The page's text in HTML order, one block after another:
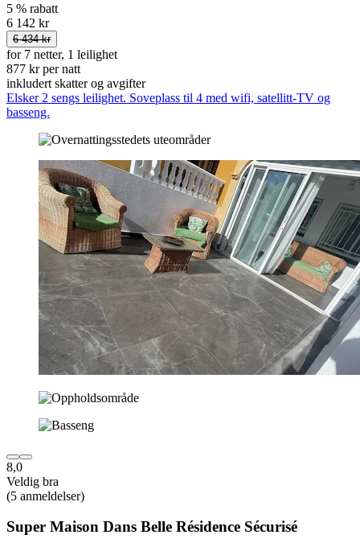
5 % rabatt
6 142 kr
6 434 kr
for 7 netter, 1 leilighet
877 kr per natt
inkludert skatter og avgifter
Elsker 2 sengs leilighet. Soveplass til 4 med wifi, satellitt-TV og
basseng.
8,0
Veldig bra
(5 anmeldelser)
Super Maison Dans Belle Résidence Sécurisé